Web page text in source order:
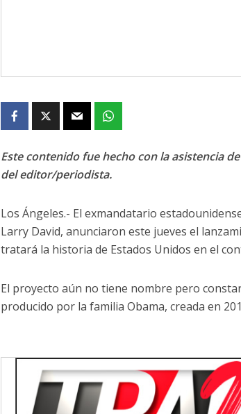
Este contenido fue hecho con la asistencia
del editor/periodista.
Los Ángeles.- El exmandatario
Larry David, anunciaron este jueves el
tratará la historia de Estados Unidos en el
El proyecto aún no tiene nombre pero
producido por la familia Obama, creada en